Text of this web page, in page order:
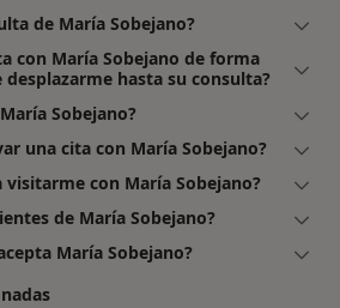
de María Sobejano?
con María Sobejano de forma
hasta su consulta?
Sobejano?
una cita con María Sobejano?
visitarme con María Sobejano?
de María Sobejano?
María Sobejano?